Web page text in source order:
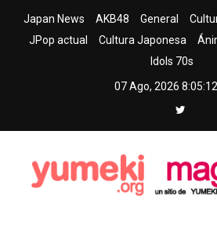
Japan News AKB48 General
JPop actual
Cultura Japonesa
Idols 70s
07 Ago, 2026